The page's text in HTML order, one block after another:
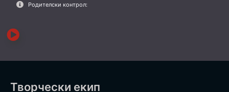
Родителски контрол:
Творчески екип